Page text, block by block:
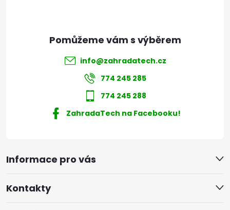
Informace pro vás
Kontakty
info@zahradatech.cz
774 245 285
774 245 288
ZahradaTech na Facebooku!